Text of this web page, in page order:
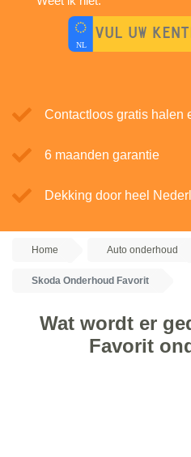
Contactloos gratis halen
6 maanden garantie
Dekking door heel
Home Auto onderhoud
Skoda Onderhoud Favorit
Wat wordt er
Favorit